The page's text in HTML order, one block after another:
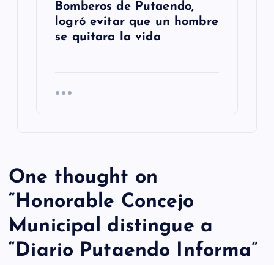
Bomberos de Putaendo,
logró evitar que un hombre
se quitara la vida
One thought on
“Honorable Concejo
Municipal distingue a
“Diario Putaendo Informa”